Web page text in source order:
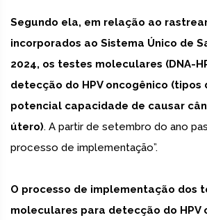
Segundo ela, em relação ao
incorporados ao Sistema Único de
2024, os testes moleculares (DNA-
detecção do HPV oncogênico (tipos
potencial capacidade de causar
útero). A partir de setembro do ano
processo de implementação”.
O processo de implementação dos
moleculares para detecção do HPV